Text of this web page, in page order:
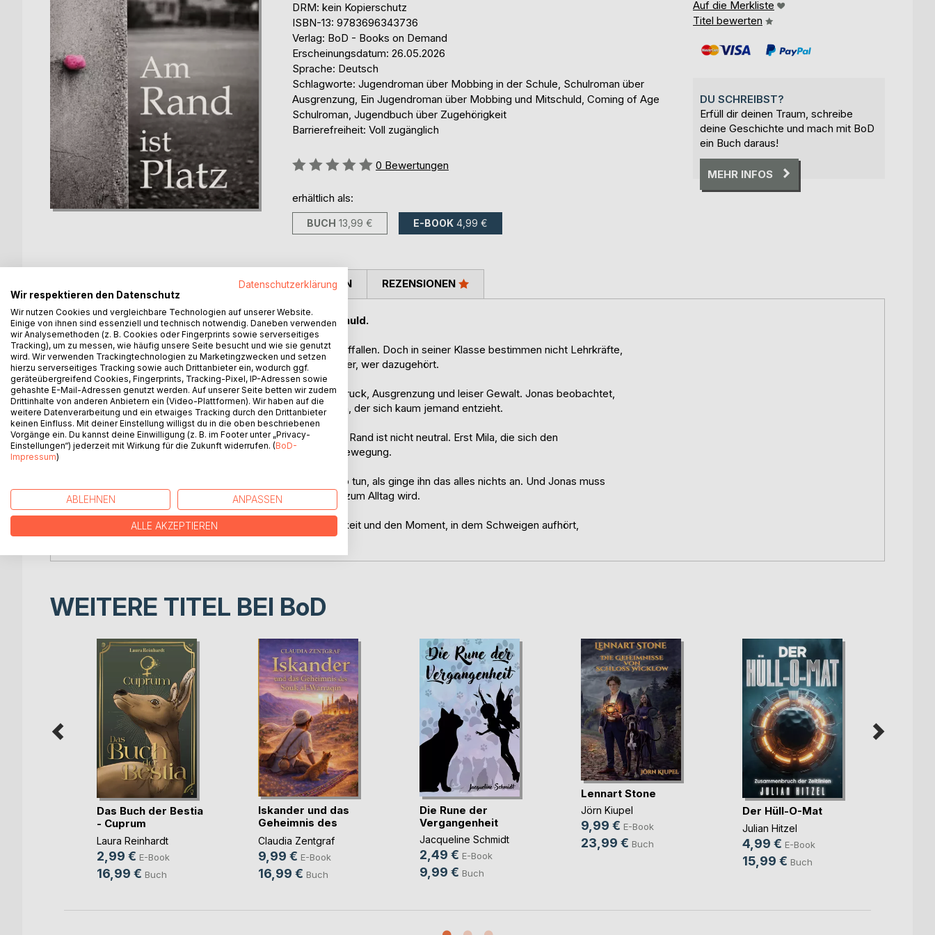
DRM: kein Kopierschutz
ISBN-13: 9783696343736
Verlag: BoD - Books on Demand
Erscheinungsdatum: 26.05.2026
Sprache: Deutsch
Schlagworte: Jugendroman über Mobbing in der Schule, Schulroman über
Ausgrenzung, Ein Jugendroman über Mobbing und Mitschuld, Coming of Age
Schulroman, Jugendbuch über Zugehörigkeit
Barrierefreiheit: Voll zugänglich
Bewertung::
0 Bewertungen
erhältlich als:
BUCH 13,99 € E-BOOK 4,99 €
Auf die Merkliste
Titel bewerten
DU SCHREIBST?
Erfüll dir deinen Traum, schreibe
deine Geschichte und mach mit BoD
ein Buch daraus!
MEHR INFOS
Ein leiser Schulroman über Mobbing, Mut und Mitschuld.
Jonas will an seiner neuen Schule vor allem eines: nicht auffallen. Doch in seiner Klasse bestimmen nicht Lehrkräfte,
sondern Blicke, Schweigen und unsichtbare Regeln darüber, wer dazugehört.
Was zunächst harmlos wirkt, wird zu einem System aus Druck, Ausgrenzung und leiser Gewalt. Jonas beobachtet,
wie sich Plätze, Gesten und Sätze zu einer Ordnung fügen, der sich kaum jemand entzieht.
Je länger er schweigt, desto deutlicher spürt er: Auch der Rand ist nicht neutral. Erst Mila, die sich den
unausgesprochenen Regeln verweigert, bringt etwas in Bewegung.
Aber wer sich entscheidet hinzusehen, kann nicht mehr so tun, als ginge ihn das alles nichts an. Und Jonas muss
begreifen, dass Beobachten nicht genügt, wenn Unrecht zum Alltag wird.
Ein eindringlicher Jugendroman über Mobbing, Zugehörigkeit und den Moment, in dem Schweigen aufhört,
unschuldig zu sein.
PRESSESTIMMEN REZENSIONEN
WEITERE TITEL BEI BoD
Das Buch der Bestia
- Cuprum
Laura Reinhardt
2,99 € E-Book
16,99 € Buch
Iskander und das
Geheimnis des
Sou(...)
Claudia Zentgraf
9,99 € E-Book
16,99 € Buch
Die Rune der
Vergangenheit
Jacqueline Schmidt
2,49 € E-Book
9,99 € Buch
Lennart Stone
Jörn Kiupel
9,99 € E-Book
23,99 € Buch
Der Hüll-O-Mat
Julian Hitzel
4,99 € E-Book
15,99 € Buch
Datenschutzerklärung
Wir respektieren den Datenschutz
Wir nutzen Cookies und vergleichbare Technologien auf unserer Website.
Einige von ihnen sind essenziell und technisch notwendig. Daneben verwenden
wir Analysemethoden (z. B. Cookies oder Fingerprints sowie serverseitiges
Tracking), um zu messen, wie häufig unsere Seite besucht und wie sie genutzt
wird. Wir verwenden Trackingtechnologien zu Marketingzwecken und setzen
hierzu serverseitiges Tracking sowie auch Drittanbieter ein, wodurch ggf.
geräteübergreifend Cookies, Fingerprints, Tracking-Pixel, IP-Adressen sowie
gehashte E-Mail-Adressen genutzt werden. Auf unserer Seite betten wir zudem
Drittinhalte von anderen Anbietern ein (Video-Plattformen). Wir haben auf die
weitere Datenverarbeitung und ein etwaiges Tracking durch den Drittanbieter
keinen Einfluss. Mit deiner Einstellung willigst du in die oben beschriebenen
Vorgänge ein. Du kannst deine Einwilligung (z. B. im Footer unter „Privacy-
Einstellungen“) jederzeit mit Wirkung für die Zukunft widerrufen. (BoD-
Impressum)
ABLEHNEN ANPASSEN
ALLE AKZEPTIEREN